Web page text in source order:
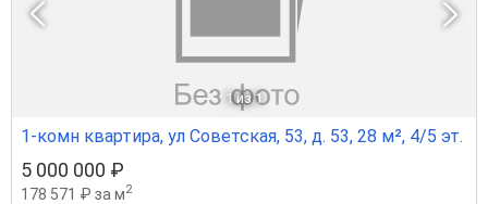
1 из 1
1-комн квартира, ул Советская, 53, д. 53, 28 м², 4/5 эт.
5 000 000 ₽
178 571 ₽ за м2